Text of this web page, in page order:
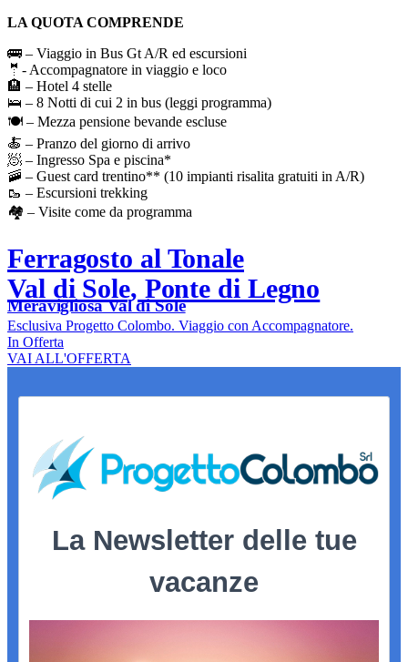
LA QUOTA COMPRENDE
🚌 – Viaggio in Bus Gt A/R ed escursioni
🤵- Accompagnatore in viaggio e loco
🏨 – Hotel 4 stelle
🛌 – 8 Notti di cui 2 in bus (leggi programma)
🍽️ – Mezza pensione bevande escluse
🍝 – Pranzo del giorno di arrivo
🧖 – Ingresso Spa e piscina*
🚠 – Guest card trentino** (10 impianti risalita gratuiti in A/R)
🥾 – Escursioni trekking
🏘️ – Visite come da programma
Ferragosto al Tonale
Val di Sole, Ponte di Legno
Meravigliosa Val di Sole
Esclusiva Progetto Colombo. Viaggio con Accompagnatore.
In Offerta
VAI ALL'OFFERTA
La Newsletter delle tue
vacanze